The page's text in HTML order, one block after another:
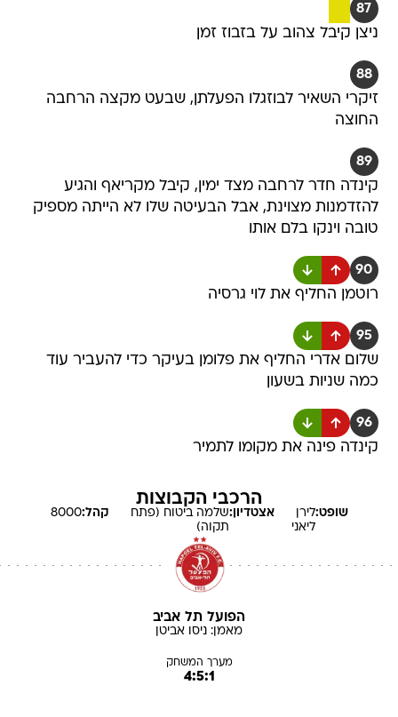
87
ניצן קיבל צהוב על בזבוז זמן
88
זיקרי השאיר לבוזגלו הפעלתן, שבעט מקצה הרחבה
החוצה
89
קינדה חדר לרחבה מצד ימין, קיבל מקריאף והגיע
להזדמנות מצוינת, אבל הבעיטה שלו לא הייתה מספיק
טובה וינקו בלם אותו
90
רוטמן החליף את לוי גרסיה
95
שלום אדרי החליף את פלומן בעיקר כדי להעביר עוד
כמה שניות בשעון
96
קינדה פינה את מקומו לתמיר
הרכבי הקבוצות
שופט:לירן
ליאני
אצטדיון:שלמה ביטוח (פתח
תקוה)
קהל:8000
הפועל תל אביב
מאמן: ניסו אביטן
מערך המשחק
4:5:1